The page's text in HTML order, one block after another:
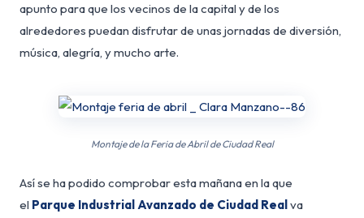
apunto para que los vecinos de la capital y de los
alrededores puedan disfrutar de unas jornadas de diversión,
música, alegría, y mucho arte.
Montaje de la Feria de Abril de Ciudad Real
Así se ha podido comprobar esta mañana en la que
el Parque Industrial Avanzado de Ciudad Real va